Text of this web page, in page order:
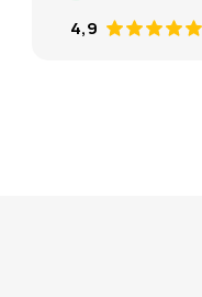
4,9